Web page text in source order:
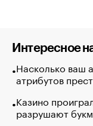
Интересное
Насколько ваш
атрибутов
Казино
разрушают